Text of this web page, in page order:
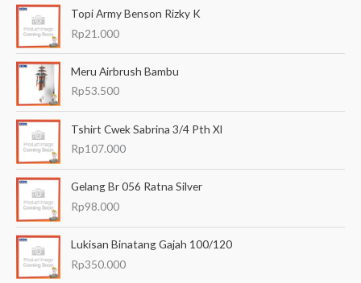
n
u
Topi Army Benson Rizky K
Rp21.000
Meru Airbrush Bambu
Rp53.500
Tshirt Cwek Sabrina 3/4 Pth Xl
Rp107.000
Gelang Br 056 Ratna Silver
Rp98.000
Lukisan Binatang Gajah 100/120
Rp350.000